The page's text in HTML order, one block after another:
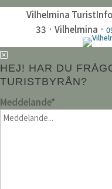
Vilhelmina
33 · Vilhelmina ·
HEJ! HAR DU
TURISTBYRÅN?
Meddelande*